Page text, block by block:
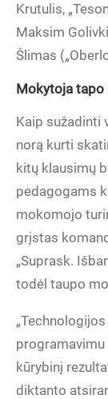
Krutulis,
Maksim
Šlimas
Mokytoja
Kaip sužadinti
norą kurti
kitų klausimų
pedagogams
mokomojo
grįstas
„Suprask.
todėl taupo
kūrybinį
diktanto